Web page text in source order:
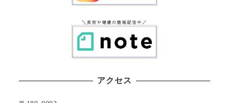
アクセス